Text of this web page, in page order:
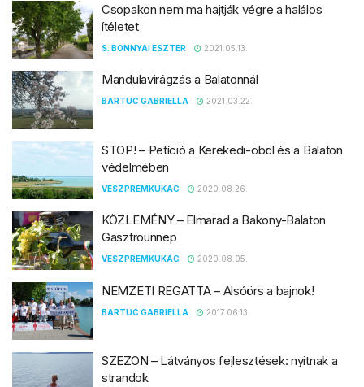
Csopakon nem ma hajtják végre a halálos
ítéletet
S. BONNYAI ESZTER 2021.05.13.
Mandulavirágzás a Balatonnál
BARTUC GABRIELLA 2021.03.22.
STOP! – Petíció a Kerekedi-öböl és a Balaton
védelmében
VESZPREMKUKAC 2020.08.26.
KÖZLEMÉNY – Elmarad a Bakony-Balaton
Gasztroünnep
VESZPREMKUKAC 2020.08.05.
NEMZETI REGATTA – Alsóörs a bajnok!
BARTUC GABRIELLA 2017.06.13.
SZEZON – Látványos fejlesztések: nyitnak a
strandok